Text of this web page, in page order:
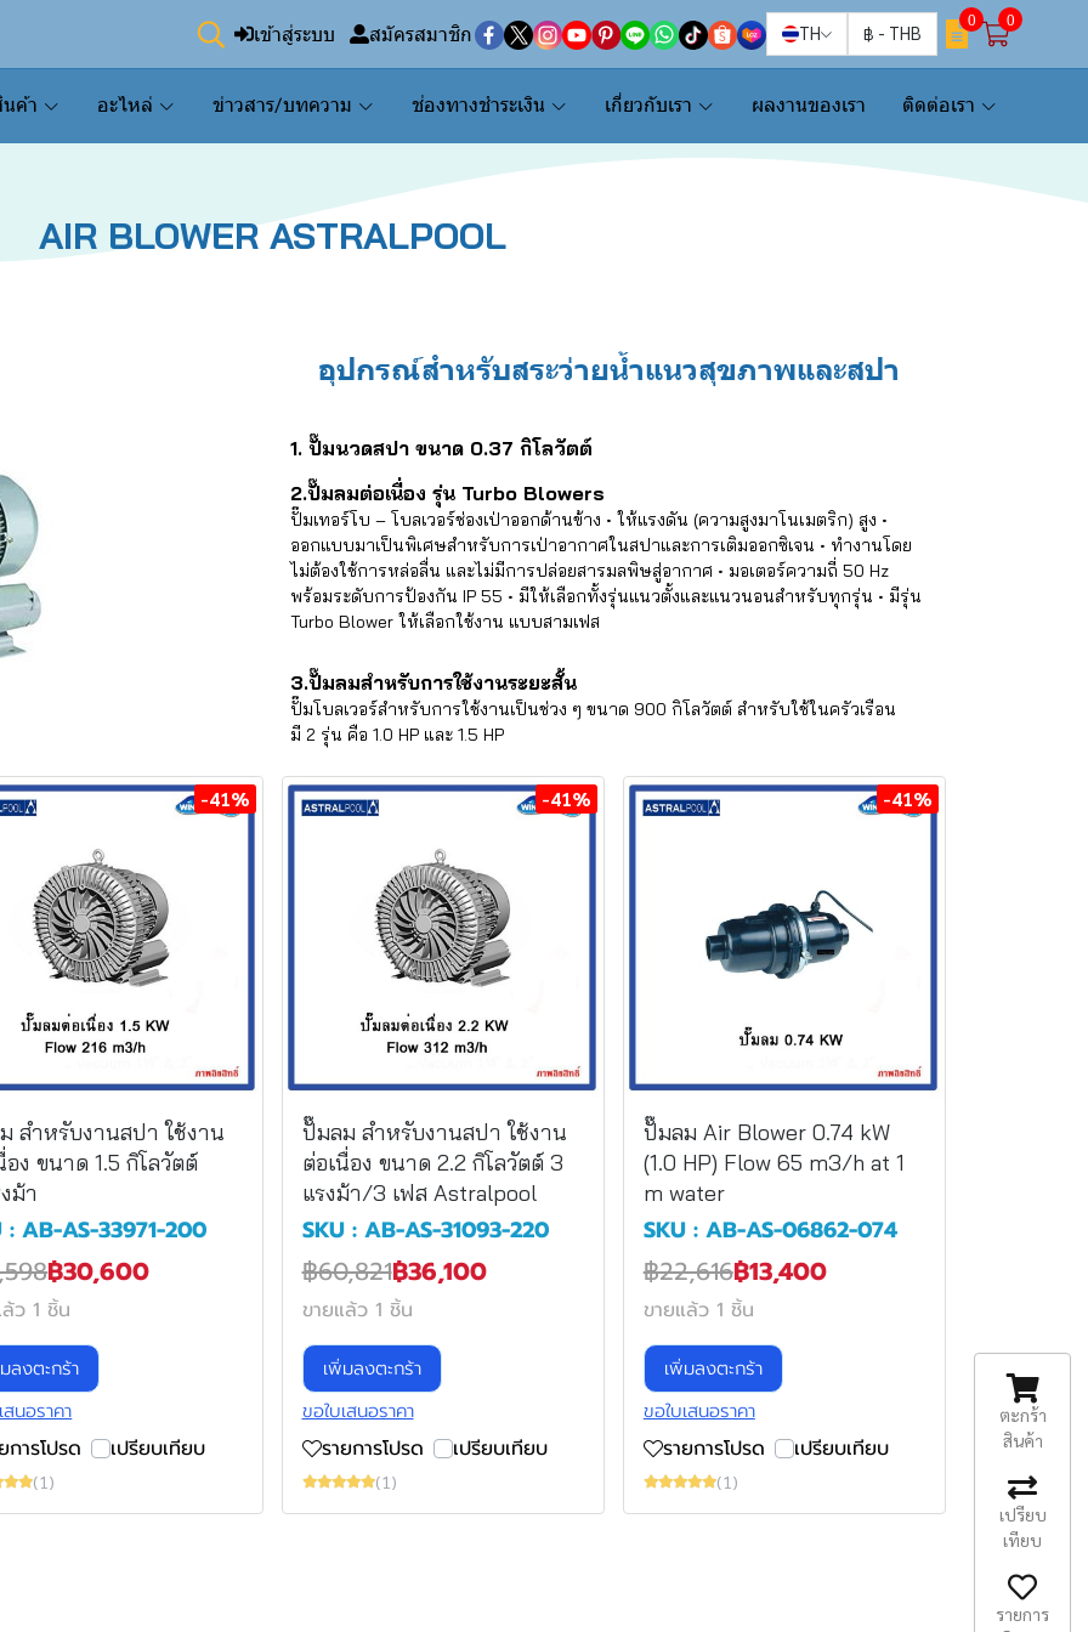
เข้าสู่ระบบ สมัครสมาชิก TH ฿ - THB
0 0
ค้า อะไหล่ ข่าวสาร/บทความ ช่องทางชำระเงิน เกี่ยวกับเรา ผลงานของเรา ติดต่อเรา
AIR BLOWERASTRALPOOL
อุปกรณ์สำหรับสระว่ายน้ำแนวสุขภาพและสปา
1. ปั๊มนวดสปา ขนาด 0.37 กิโลวัตต์
2.ปั๊มลมต่อเนื่อง รุ่น Turbo Blowers
ปั๊มเทอร์โบ – โบลเวอร์ช่องเป่าออกด้านข้าง • ให้แรงดัน (ความสูงมาโนเมตริก) สูง •
ออกแบบมาเป็นพิเศษสำหรับการเป่าอากาศในสปาและการเติมออกซิเจน • ทำงานโดย
ไม่ต้องใช้การหล่อลื่น และไม่มีการปล่อยสารมลพิษสู่อากาศ • มอเตอร์ความถี่ 50 Hz
พร้อมระดับการป้องกัน IP 55 • มีให้เลือกทั้งรุ่นแนวตั้งและแนวนอนสำหรับทุกรุ่น • มีรุ่น
Turbo Blower ให้เลือกใช้งาน แบบสามเฟส
3.ปั๊มลมสำหรับการใช้งานระยะสั้น
ปั๊มโบลเวอร์สำหรับการใช้งานเป็นช่วง ๆ ขนาด 900 กิโลวัตต์ สำหรับใช้ในครัวเรือน
มี 2 รุ่น คือ 1.0 HP และ 1.5 HP
-41%
สำหรับงานสปา ใช้งาน
อง ขนาด 1.5 กิโลวัตต์
ม้า
: AB-AS-33971-200
฿30,600
ว 1 ชิ้น
ลงตะกร้า
สนอราคา
การโปรด เปรียบเทียบ
(1)
-41%
ปั๊มลม สำหรับงานสปา ใช้งาน
ต่อเนื่อง ขนาด 2.2 กิโลวัตต์ 3
แรงม้า/3 เฟส Astralpool
SKU : AB-AS-31093-220
฿60,821฿36,100
ขายแล้ว 1 ชิ้น
เพิ่มลงตะกร้า
ขอใบเสนอราคา
รายการโปรด เปรียบเทียบ
(1)
-41%
ปั๊มลม Air Blower 0.74 kW
(1.0 HP) Flow 65 m3/h at 1
m water
SKU : AB-AS-06862-074
฿22,616฿13,400
ขายแล้ว 1 ชิ้น
เพิ่มลงตะกร้า
ขอใบเสนอราคา
รายการโปรด เปรียบเทียบ
(1)
ตะกร้า
สินค้า
เปรียบ
เทียบ
รายการ